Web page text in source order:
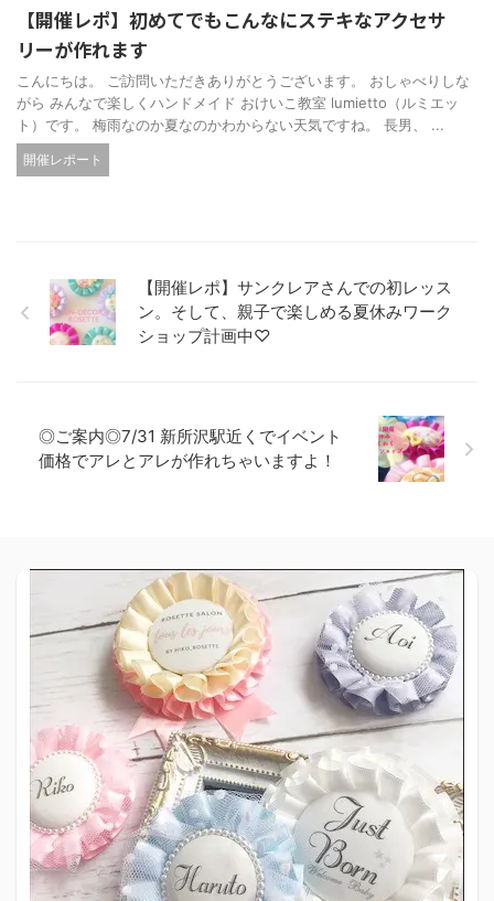
【開催レポ】初めてでもこんなにステキなアクセサ
リーが作れます
こんにちは。 ご訪問いただきありがとうございます。 おしゃべりしな
がら みんなで楽しくハンドメイド おけいこ教室 lumietto（ルミエッ
ト）です。 梅雨なのか夏なのかわからない天気ですね。 長男、 ...
開催レポート
【開催レポ】サンクレアさんでの初レッス
ン。そして、親子で楽しめる夏休みワーク
ショップ計画中♡
◎ご案内◎7/31 新所沢駅近くでイベント
価格でアレとアレが作れちゃいますよ！